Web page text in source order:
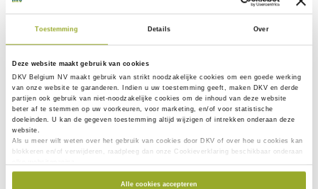
Toestemming Details Over
Deze website maakt gebruik van cookies
DKV Belgium NV maakt gebruik van strikt noodzakelijke cookies om een goede werking
van onze website te garanderen. Indien u uw toestemming geeft, maken DKV en derde
partijen ook gebruik van niet-noodzakelijke cookies om de inhoud van deze website
beter af te stemmen op uw voorkeuren, voor marketing, en/of voor statistische
doeleinden. U kan de gegeven toestemming altijd wijzigen of intrekken onderaan deze
website.
Als u meer wilt weten over het gebruik van cookies door DKV of over hoe u cookies kan
blokkeren en/of verwijderen, raadpleeg dan onze Cookieverklaring beschikbaar onderaan
Alle cookies accepteren
Kinesisten zullen de software voor de verbinding met
AssurMed in de loop van de komende maanden
installeren.
2 Alle gegevens die door de database van Assurmed
gaan, worden versleuteld en via een beveiligde
verbinding doorgestuurd naar de betreffende
verzekeraar, die de gegevens kan ontsleutelen.
Particulier verzekerd